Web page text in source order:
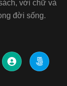
với chữ và
đời sống.